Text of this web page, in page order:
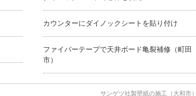
カウンターにダイノックシートを貼り付け
ファイバーテープで天井ボード亀裂補修（町田
市）
サンゲツ社製壁紙の施工（大和市）